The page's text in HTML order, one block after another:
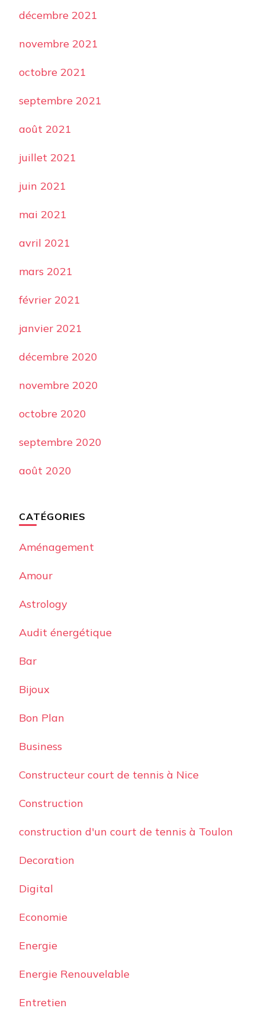
décembre 2021
novembre 2021
octobre 2021
septembre 2021
août 2021
juillet 2021
juin 2021
mai 2021
avril 2021
mars 2021
février 2021
janvier 2021
décembre 2020
novembre 2020
octobre 2020
septembre 2020
août 2020
CATÉGORIES
Aménagement
Amour
Astrology
Audit énergétique
Bar
Bijoux
Bon Plan
Business
Constructeur court de tennis à Nice
Construction
construction d'un court de tennis à Toulon
Decoration
Digital
Economie
Energie
Energie Renouvelable
Entretien